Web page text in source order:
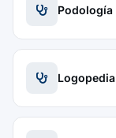
Podología
Logopedia